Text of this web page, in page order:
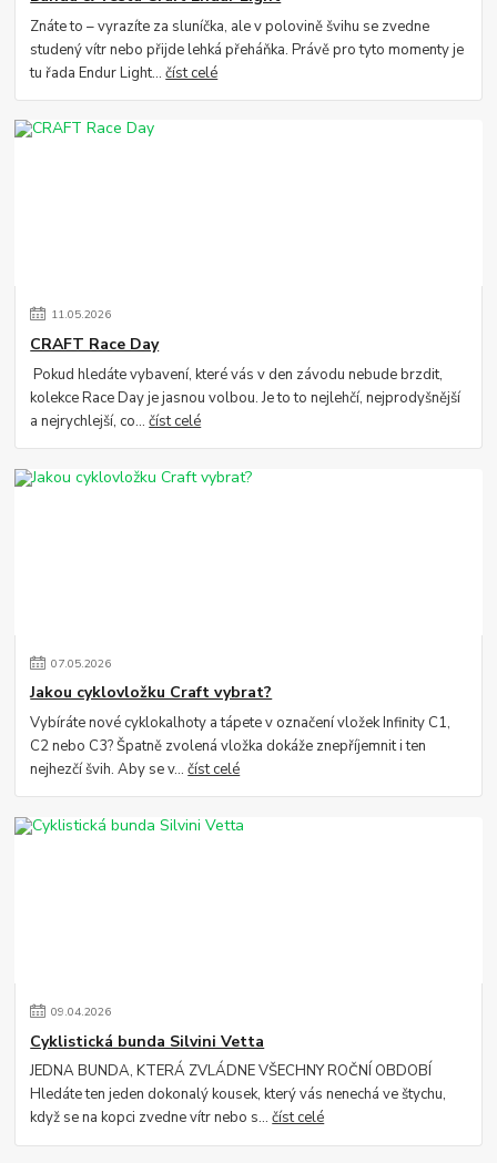
Znáte to – vyrazíte za sluníčka, ale v polovině švihu se zvedne
studený vítr nebo přijde lehká přeháňka. Právě pro tyto momenty je
tu řada Endur Light...číst celé
11.05.2026
CRAFT Race Day
Pokud hledáte vybavení, které vás v den závodu nebude brzdit,
kolekce Race Day je jasnou volbou. Je to to nejlehčí, nejprodyšnější
a nejrychlejší, co...číst celé
07.05.2026
Jakou cyklovložku Craft vybrat?
Vybíráte nové cyklokalhoty a tápete v označení vložek Infinity C1,
C2 nebo C3? Špatně zvolená vložka dokáže znepříjemnit i ten
nejhezčí švih. Aby se v...číst celé
09.04.2026
Cyklistická bunda Silvini Vetta
JEDNA BUNDA, KTERÁ ZVLÁDNE VŠECHNY ROČNÍ OBDOBÍ
Hledáte ten jeden dokonalý kousek, který vás nenechá ve štychu,
když se na kopci zvedne vítr nebo s...číst celé